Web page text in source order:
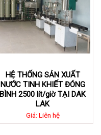
HỆ THỐNG SẢN XUẤT
NƯỚC TINH KHIẾT ĐÓNG
BÌNH 2500 lít/giờ TẠI DAK
LAK
Giá: Liên hệ